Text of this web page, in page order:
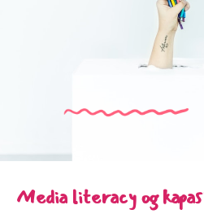
Media literacy og